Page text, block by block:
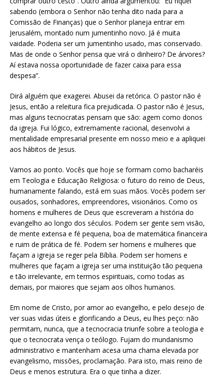
sabendo (embora o Senhor não tenha dito nada para a
Comissão de Finanças) que o Senhor planeja entrar em
Jerusalém, montado num jumentinho novo. Já é muita
vaidade. Poderia ser um jumentinho usado, mas conservado.
Mas de onde o Senhor pensa que virá o dinheiro? De árvores?
Aí estava nossa oportunidade de fazer caixa para essa
despesa”.
Dirá alguém que exagerei. Abusei da retórica. O pastor não é
Jesus, então a releitura fica prejudicada. O pastor não é Jesus,
mas alguns tecnocratas pensam que são: agem como donos
da igreja. Fui lógico, extremamente racional, desenvolvi a
mentalidade empresarial presente em nosso meio e a apliquei
aos hábitos de Jesus.
Vamos ao ponto. Vocês que hoje se formam como bacharéis
em Teologia e Educação Religiosa: o futuro do reino de Deus,
humanamente falando, está em suas mãos. Vocês podem ser
ousados, sonhadores, empreendores, visionários. Como os
homens e mulheres de Deus que escreveram a história do
evangelho ao longo dos séculos. Podem ser gente sem visão,
de mente extensa e fé pequena, boa de matemática financeira
e ruim de prática de fé. Podem ser homens e mulheres que
façam a igreja se reger pela Bíblia. Podem ser homens e
mulheres que façam a igreja ser uma instituição tão pequena
e tão irrelevante, em termos espirituais, como todas as
demais, por maiores que sejam aos olhos humanos.
Em nome de Cristo, por amor ao evangelho, e pelo desejo de
ver suas vidas úteis e glorificando a Deus, eu lhes peço: não
permitam, nunca, que a tecnocracia triunfe sobre a teologia e
que o tecnocrata vença o teólogo. Fujam do mundanismo
administrativo e mantenham acesa uma chama elevada por
evangelismo, missões, proclamação. Para isto, mais reino de
Deus e menos estrutura. Era o que tinha a dizer.